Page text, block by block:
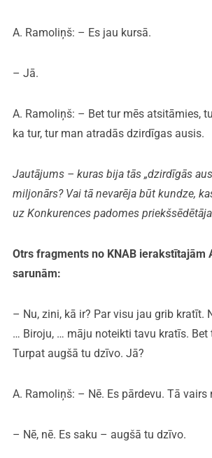
A. Ramoliņš: – Es jau kursā.
– Jā.
A. Ramoliņš: – Bet tur mēs atsitāmies,
ka tur, tur man atradās dzirdīgas ausis.
Jautājums – kuras bija tās „dzirdīgās
miljonārs? Vai tā nevarēja būt kundze,
uz Konkurences padomes
Otrs fragments no KNAB ierakstītajām
sarunām:
– Nu, zini, kā ir? Par visu jau grib kratīt.
… Biroju, … māju noteikti tavu kratīs. Bet
Turpat augšā tu dzīvo. Jā?
A. Ramoliņš: – Nē. Es pārdevu. Tā
– Nē, nē. Es saku – augšā tu dzīvo.